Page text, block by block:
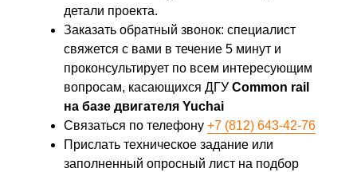
детали проекта.
Заказать обратный звонок: специалист
свяжется с вами в течение 5 минут и
проконсультирует по всем интересующим
вопросам, касающихся ДГУ Common rail
на базе двигателя Yuchai
Связаться по телефону +7 (812) 643-42-76
Прислать техническое задание или
заполненный опросный лист на подбор